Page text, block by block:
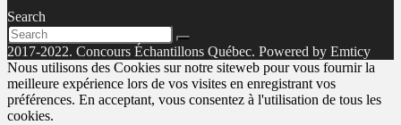
Search
2017-2022. Concours Échantillons Québec. Powered by Emticy
Nous utilisons des Cookies sur notre siteweb pour vous fournir la
meilleure expérience lors de vos visites en enregistrant vos
préférences. En acceptant, vous consentez à l'utilisation de tous les
cookies.